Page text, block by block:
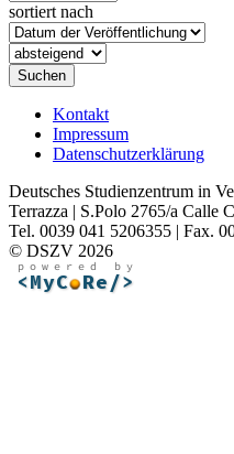
sortiert nach
Suchen
Kontakt
Impressum
Datenschutzerklärung
Deutsches Studienzentrum in
Terrazza | S.Polo 2765/a Calle
Tel. 0039 041 5206355 | Fax.
© DSZV 2026